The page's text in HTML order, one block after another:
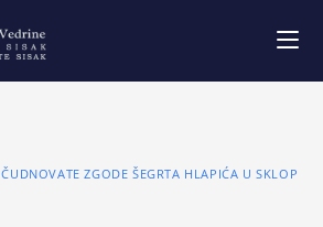
ČUDNOVATE ZGODE ŠEGRTA HLAPIĆA U SKLOPU